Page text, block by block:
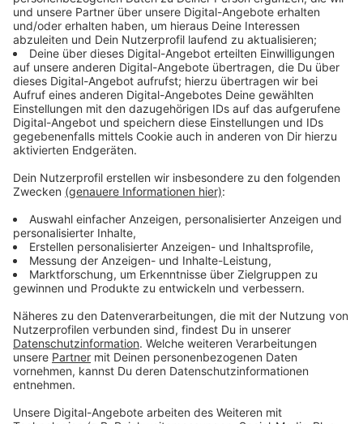
Immer auf dem Laufenden
bleiben!
Verpass' nichts mehr - mit unserem kostenlosen
ANTENNE BAYERN Newsletter. Ob Nachrichten,
Lifestyle oder unsere neuesten Aktionen - wir
informieren dich.
Zum Newsletter anmelden
Du möchtest uns etwas sagen?